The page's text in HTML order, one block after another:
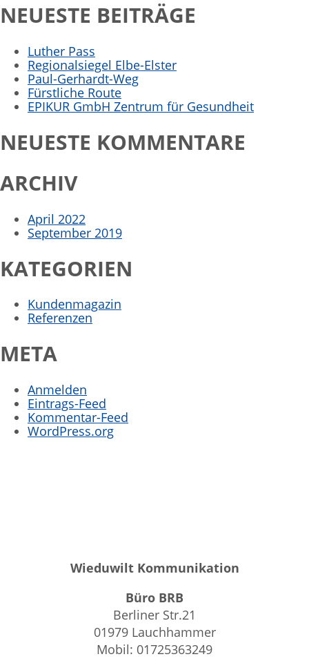
NEUESTE BEITRÄGE
Luther Pass
Regionalsiegel Elbe-Elster
Paul-Gerhardt-Weg
Fürstliche Route
EPIKUR GmbH Zentrum für Gesundheit
NEUESTE KOMMENTARE
ARCHIV
April 2022
September 2019
KATEGORIEN
Kundenmagazin
Referenzen
META
Anmelden
Eintrags-Feed
Kommentar-Feed
WordPress.org
Wieduwilt Kommunikation
Büro BRB
Berliner Str.21
01979 Lauchhammer
Mobil: 01725363249